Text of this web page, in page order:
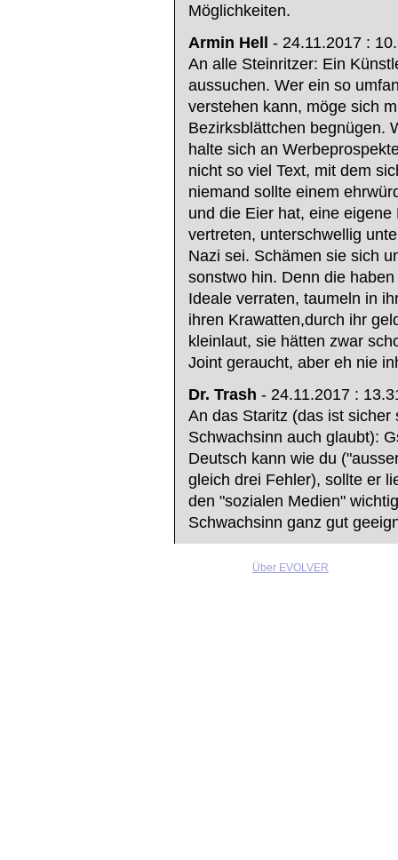
Möglichkeiten.
Armin Hell - 24.11.2017 :
An alle Steinritzer: Ein
aussuchen. Wer ein so
verstehen kann, möge sich
Bezirksblättchen begnügen.
halte sich an
nicht so viel Text, mit dem
niemand sollte einem
und die Eier hat, eine
vertreten, unterschwellig
Nazi sei. Schämen sie sich
sonstwo hin. Denn die
Ideale verraten, taumeln in
ihren Krawatten,durch ihr
kleinlaut, sie hätten zwar
Joint geraucht, aber eh nie
Dr. Trash - 24.11.2017 :
An das Staritz (das ist
Schwachsinn auch glaubt):
Deutsch kann wie du
gleich drei Fehler), sollte er
den "sozialen Medien"
Schwachsinn ganz gut
Über EVOLVER